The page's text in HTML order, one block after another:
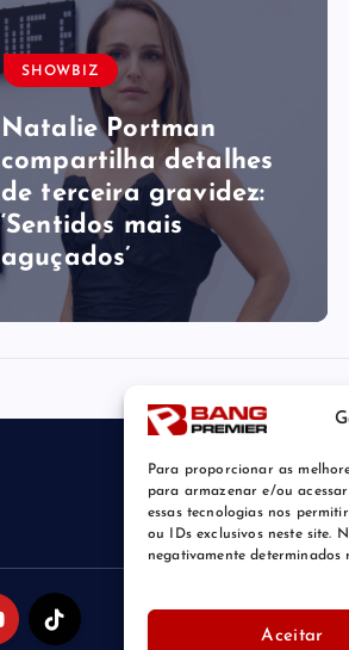
Para proporcionar as
para armazenar e/ou
essas tecnologias nos
ou IDs exclusivos neste site.
negativamente determinados
Aceitar
SHOWBIZ
Natalie Portman
compartilha detalhes
de terceira gravidez:
‘Sentidos mais
aguçados’